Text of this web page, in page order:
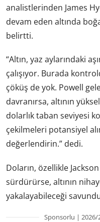
analistlerinden James
devam eden altında
belirtti.
“Altın, yaz aylarındaki
çalışıyor. Burada
çöküş de yok. Powell
davranırsa, altının
dolarlık taban seviyesi
çekilmeleri potansiyel
değerlendirin.” dedi.
Doların, özellikle
sürdürürse, altının
yakalayabileceği
Sponsorlu | 2026/